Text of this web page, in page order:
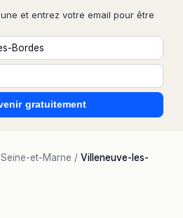
et entrez votre email pour être
gratuitement
Seine-et-Marne / Villeneuve-les-